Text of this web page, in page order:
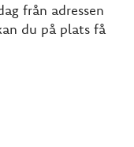
från adressen
du på plats få